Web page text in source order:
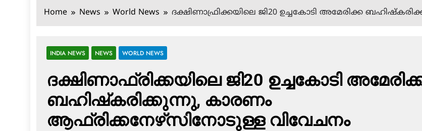
Home News World News ദക്ഷിണാഫ്രിക്കയിലെ ജി20 ഉച്ചകോടി അമേരിക്ക
INDIA NEWS NEWS WORLD NEWS
ദക്ഷിണാഫ്രിക്കയിലെ ജി20 ഉച്ചകോടി
ബഹിഷ്‌കരിക്കുന്നു, കാരണം
ആഫ്രിക്കനേഴ്‌സിനോടുള്ള വിവേചനം